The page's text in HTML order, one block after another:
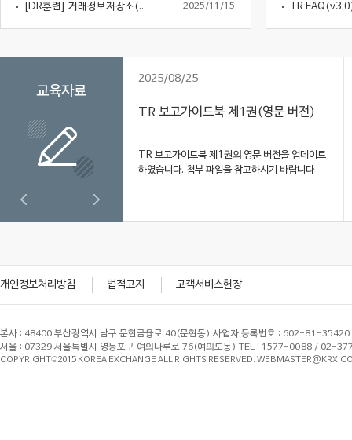
[DR훈련] 거래정보저장소(... 2025/11/15
TR
교육자료
2025/08/25
TR 보고가이드북 제1권(영문 버전)
TR 보고가이드북 제1권의 영문 버전을 업데이트
하였습니다. 첨부 파일을 참고하시기 바랍니다
개인정보처리방침 법적고지 고객서비스헌장
본사 : 48400 부산광역시 남구 문현금융로 40(문현동) 사업자 등록번호 : 602-81-35420
서울 : 07329 서울특별시 영등포구 여의나루로 76(여의도동) TEL : 1577-0088 / 02-
COPYRIGHT©2015 KOREA EXCHANGE ALL RIGHTS RESERVED.